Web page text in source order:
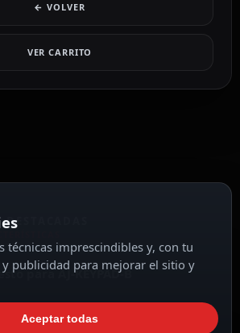
← VOLVER
VER CARRITO
DESTACADAS
para AJ-KEYPAD-B
técnicas imprescindibles y, con tu
publicidad para mejorar el sitio y
Aceptar todas